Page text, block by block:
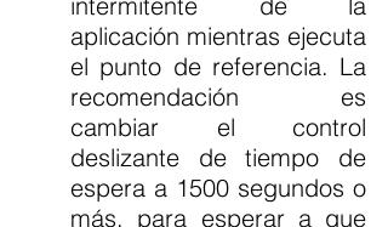
aplicación mientras ejecuta
el punto de referencia. La
recomendación es
cambiar el control
deslizante de tiempo de
espera a 1500 segundos o
más, para esperar a que